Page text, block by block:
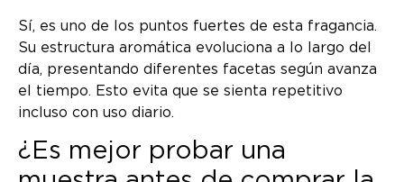
Sí, es uno de los puntos fuertes de esta fragancia.
Su estructura aromática evoluciona a lo largo del
día, presentando diferentes facetas según avanza
el tiempo. Esto evita que se sienta repetitivo
incluso con uso diario.
¿Es mejor probar una